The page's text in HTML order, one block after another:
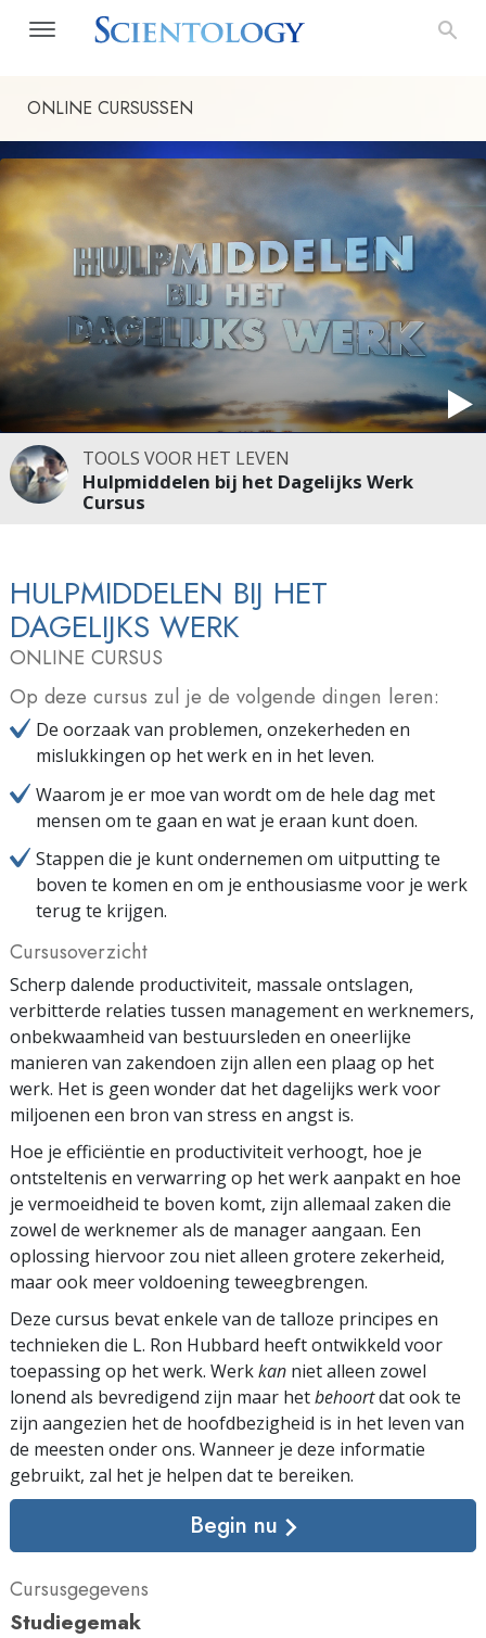
ONLINE CURSUSSEN
TOOLS VOOR HET LEVEN
Hulpmiddelen bij het Dagelijks Werk
Cursus
HULPMIDDELEN BIJ HET
DAGELIJKS WERK
ONLINE CURSUS
Op deze cursus zul je de volgende dingen leren:
De oorzaak van problemen, onzekerheden en
mislukkingen op het werk en in het leven.
Waarom je er moe van wordt om de hele dag met
mensen om te gaan en wat je eraan kunt doen.
Stappen die je kunt ondernemen om uitputting te
boven te komen en om je enthousiasme voor je werk
terug te krijgen.
Cursusoverzicht
Scherp dalende productiviteit, massale ontslagen,
verbitterde relaties tussen management en werknemers,
onbekwaamheid van bestuursleden en oneerlijke
manieren van zakendoen zijn allen een plaag op het
werk. Het is geen wonder dat het dagelijks werk voor
miljoenen een bron van stress en angst is.
Hoe je efficiëntie en productiviteit verhoogt, hoe je
ontsteltenis en verwarring op het werk aanpakt en hoe
je vermoeidheid te boven komt, zijn allemaal zaken die
zowel de werknemer als de manager aangaan. Een
oplossing hiervoor zou niet alleen grotere zekerheid,
maar ook meer voldoening teweegbrengen.
Deze cursus bevat enkele van de talloze principes en
technieken die L. Ron Hubbard heeft ontwikkeld voor
toepassing op het werk. Werkkan niet alleen zowel
lonend als bevredigend zijn maar hetbehoortdat ook te
zijn aangezien het de hoofdbezigheid is in het leven van
de meesten onder ons. Wanneer je deze informatie
gebruikt, zal het je helpen dat te bereiken.
Begin nu
Cursusgegevens
Studiegemak